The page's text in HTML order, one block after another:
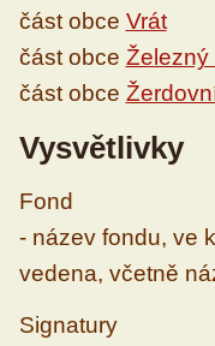
část obce Vrát
část obce Železný
část obce
Vysvětlivky
Fond
- název fondu, ve
vedena, včetně
Signatury